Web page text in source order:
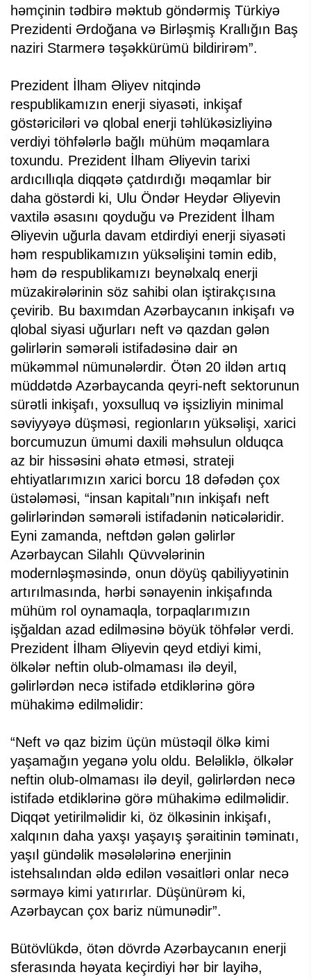
həmçinin tədbirə məktub göndərmiş Türkiyə
Prezidenti Ərdoğana və Birləşmiş Krallığın Baş
naziri Starmerə təşəkkürümü bildirirəm”.
Prezident İlham Əliyev nitqində
respublikamızın enerji siyasəti, inkişaf
göstəriciləri və qlobal enerji təhlükəsizliyinə
verdiyi töhfələrlə bağlı mühüm məqamlara
toxundu. Prezident İlham Əliyevin tarixi
ardıcıllıqla diqqətə çatdırdığı məqamlar bir
daha göstərdi ki, Ulu Öndər Heydər Əliyevin
vaxtilə əsasını qoyduğu və Prezident İlham
Əliyevin uğurla davam etdirdiyi enerji siyasəti
həm respublikamızın yüksəlişini təmin edib,
həm də respublikamızı beynəlxalq enerji
müzakirələrinin söz sahibi olan iştirakçısına
çevirib. Bu baxımdan Azərbaycanın inkişafı və
qlobal siyasi uğurları neft və qazdan gələn
gəlirlərin səmərəli istifadəsinə dair ən
mükəmməl nümunələrdir. Ötən 20 ildən artıq
müddətdə Azərbaycanda qeyri-neft sektorunun
sürətli inkişafı, yoxsulluq və işsizliyin minimal
səviyyəyə düşməsi, regionların yüksəlişi, xarici
borcumuzun ümumi daxili məhsulun olduqca
az bir hissəsini əhatə etməsi, strateji
ehtiyatlarımızın xarici borcu 18 dəfədən çox
üstələməsi, “insan kapitalı”nın inkişafı neft
gəlirlərindən səmərəli istifadənin nəticələridir.
Eyni zamanda, neftdən gələn gəlirlər
Azərbaycan Silahlı Qüvvələrinin
modernləşməsində, onun döyüş qabiliyyətinin
artırılmasında, hərbi sənayenin inkişafında
mühüm rol oynamaqla, torpaqlarımızın
işğaldan azad edilməsinə böyük töhfələr verdi.
Prezident İlham Əliyevin qeyd etdiyi kimi,
ölkələr neftin olub-olmaması ilə deyil,
gəlirlərdən necə istifadə etdiklərinə görə
mühakimə edilməlidir:
“Neft və qaz bizim üçün müstəqil ölkə kimi
yaşamağın yeganə yolu oldu. Beləliklə, ölkələr
neftin olub-olmaması ilə deyil, gəlirlərdən necə
istifadə etdiklərinə görə mühakimə edilməlidir.
Diqqət yetirilməlidir ki, öz ölkəsinin inkişafı,
xalqının daha yaxşı yaşayış şəraitinin təminatı,
yaşıl gündəlik məsələlərinə enerjinin
istehsalından əldə edilən vəsaitləri onlar necə
sərmayə kimi yatırırlar. Düşünürəm ki,
Azərbaycan çox bariz nümunədir”.
Bütövlükdə, ötən dövrdə Azərbaycanın enerji
sferasında həyata keçirdiyi hər bir layihə,